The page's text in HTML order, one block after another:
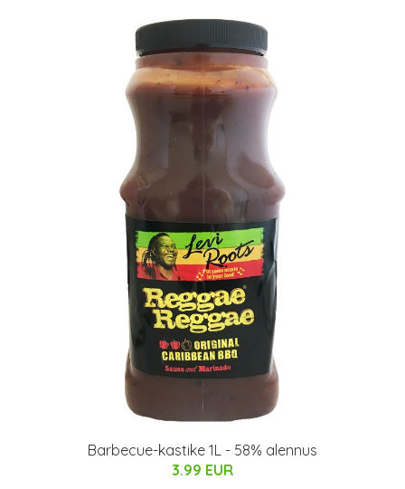
Barbecue-kastike 1L - 58% alennus
3.99 EUR